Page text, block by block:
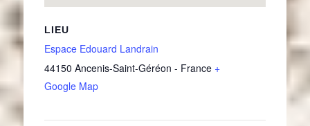
LIEU
Espace Edouard Landrain
44150 Ancenis-Saint-Géréon - France +
Google Map